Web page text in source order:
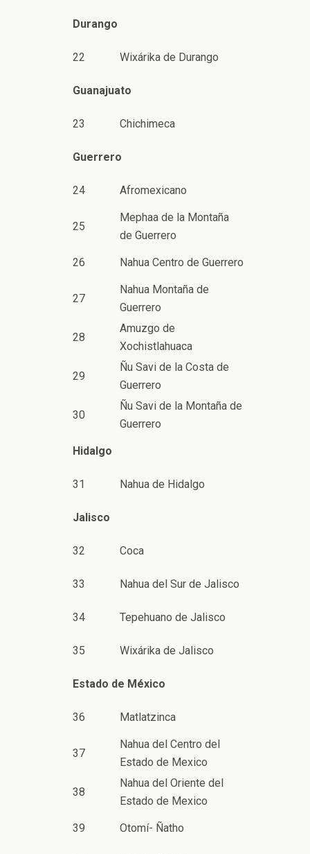
Durango
22 Wixárika de Durango
Guanajuato
23 Chichimeca
Guerrero
24 Afromexicano
25
Mephaa de la Montaña
de Guerrero
26 Nahua Centro de Guerrero
27
Nahua Montaña de
Guerrero
28
Amuzgo de
Xochistlahuaca
29
Ñu Savi de la Costa de
Guerrero
30
Ñu Savi de la Montaña de
Guerrero
Hidalgo
31 Nahua de Hidalgo
Jalisco
32 Coca
33 Nahua del Sur de Jalisco
34 Tepehuano de Jalisco
35 Wixárika de Jalisco
Estado de México
36 Matlatzinca
37
Nahua del Centro del
Estado de Mexico
38
Nahua del Oriente del
Estado de Mexico
39 Otomí- Ñatho